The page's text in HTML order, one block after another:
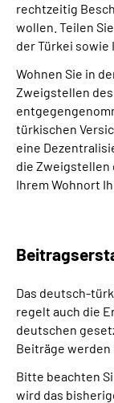
rechtzeitig
wollen. Teilen
der Türkei
Wohnen Sie in
Zweigstellen
türkischen
eine
die Zweigstellen
Ihrem Wohnort
Das deutsch-
regelt auch die
deutschen
Beiträge
Bitte beachten
wird das